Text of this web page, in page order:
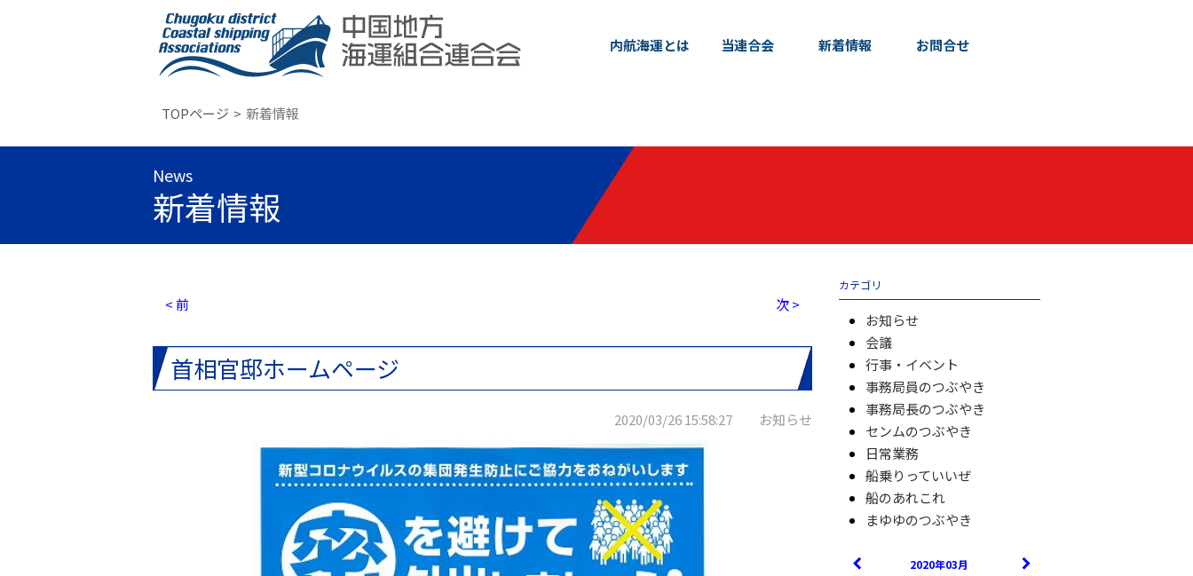
内航海運とは 当連合会 新着情報 お問合せ
TOPページ 新着情報
News
新着情報
< 前 次 >
首相官邸ホームページ
2020/03/26 15:58:27 お知らせ
カテゴリ
お知らせ
会議
行事・イベント
事務局員のつぶやき
事務局長のつぶやき
センムのつぶやき
日常業務
船乗りっていいぜ
船のあれこれ
まゆゆのつぶやき
2020年03月